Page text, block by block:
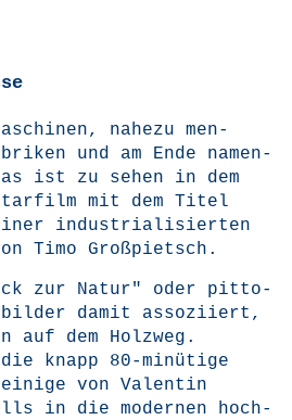
nahe­zu men­
und am Ende namen­
ist zu sehen in dem
mit dem Titel
indus­tria­li­sier­ten
Timo Großpietsch.
zur Natur" oder pit­to­
damit asso­zi­iert,
dem Holz­weg.
knapp 80-minü­ti­ge
eini­ge von Valen­tin
in die moder­nen hoch­